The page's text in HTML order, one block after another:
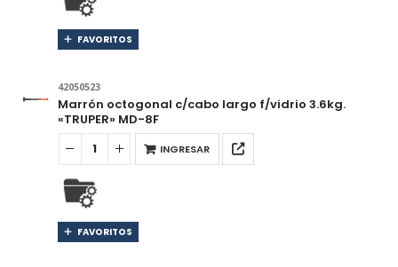
FAVORITOS
42050523
Marrón octogonal c/cabo largo f/vidrio 3.6kg.
«TRUPER» MD-8F
INGRESAR
FAVORITOS